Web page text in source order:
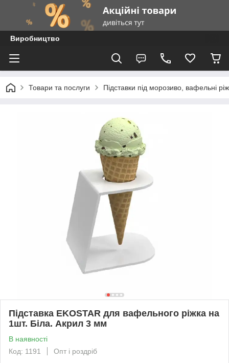
Виробництво
Товари та послуги Підставки під морозиво, вафельні
Підставка EKOSTAR для вафельного ріжка на
1шт. Біла. Акрил 3 мм
В наявності
Код: 1191
Опт і роздріб